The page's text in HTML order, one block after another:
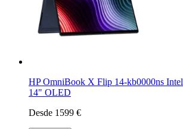
HP OmniBook X Flip 14-kb0000ns
14" OLED
Desde 1599 €